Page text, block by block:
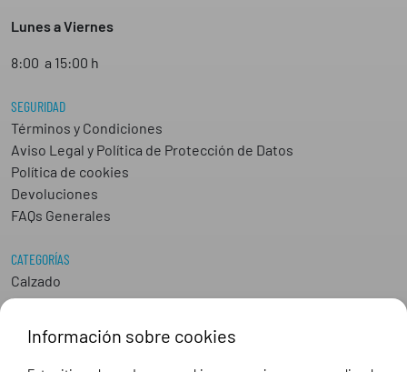
Lunes a Viernes
8:00 a 15:00 h
SEGURIDAD
Términos y Condiciones
Aviso Legal y Política de Protección de Datos
Política de cookies
Devoluciones
FAQs Generales
CATEGORÍAS
Calzado
Epis
Industria
Peluquería y Estética
Información sobre cookies